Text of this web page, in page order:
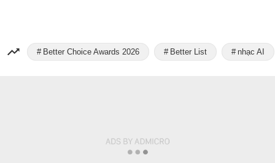
Better Choice Awards 2026 Better List nhạc AI